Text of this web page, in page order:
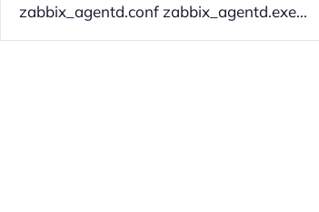
zabbix_agentd.conf zabbix_agentd.exe...